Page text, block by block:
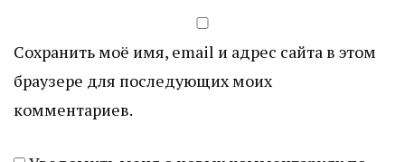
Сохранить моё имя, email и адрес сайта в этом
браузере для последующих моих
комментариев.